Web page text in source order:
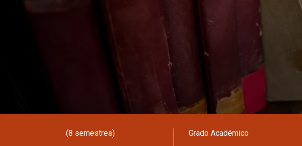
(8 semestres) Grado Académico